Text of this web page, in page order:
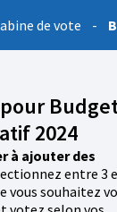
de vote -
2024
à ajouter des
entre 3
vous souhaitez